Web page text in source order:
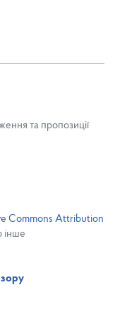
та пропозиції
Commons Attribution
інше